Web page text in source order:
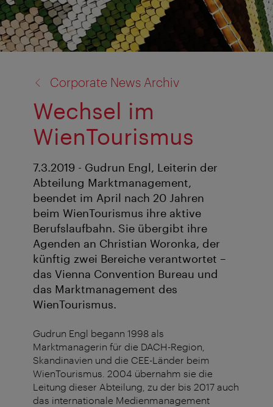
Corporate News Archiv
Wechsel im
WienTourismus
7.3.2019 - Gudrun Engl, Leiterin der
Abteilung Marktmanagement,
beendet im April nach 20 Jahren
beim WienTourismus ihre aktive
Berufslaufbahn. Sie übergibt ihre
Agenden an Christian Woronka, der
künftig zwei Bereiche verantwortet –
das Vienna Convention Bureau und
das Marktmanagement des
WienTourismus.
Gudrun Engl begann 1998 als
Marktmanagerin für die DACH-Region,
Skandinavien und die CEE-Länder beim
WienTourismus. 2004 übernahm sie die
Leitung dieser Abteilung, zu der bis 2017 auch
das internationale Medienmanagement